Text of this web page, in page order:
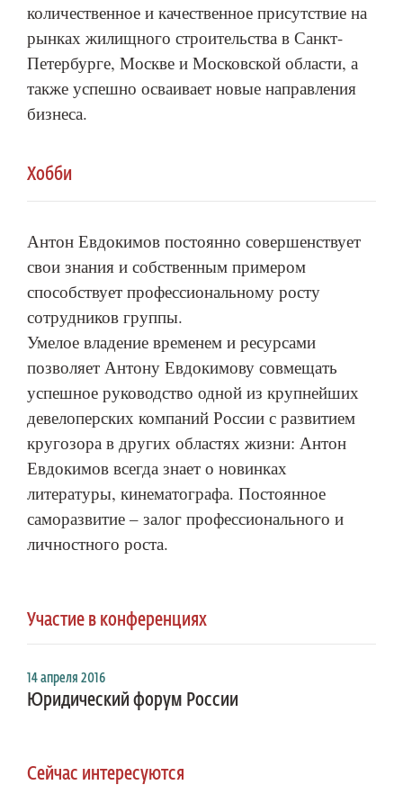
количественное и качественное присутствие на
рынках жилищного строительства в Санкт-
Петербурге, Москве и Московской области, а
также успешно осваивает новые направления
бизнеса.
Хобби
Антон Евдокимов постоянно совершенствует
свои знания и собственным примером
способствует профессиональному росту
сотрудников группы.
Умелое владение временем и ресурсами
позволяет Антону Евдокимову совмещать
успешное руководство одной из крупнейших
девелоперских компаний России с развитием
кругозора в других областях жизни: Антон
Евдокимов всегда знает о новинках
литературы, кинематографа. Постоянное
саморазвитие – залог профессионального и
личностного роста.
Участие в конференциях
14 апреля 2016
Юридический форум России
Сейчас интересуются